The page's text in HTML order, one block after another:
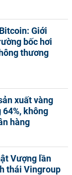
Giới
bốc hơi
thương
xuất vàng
không
hàng
Vượng lần
thái Vingroup